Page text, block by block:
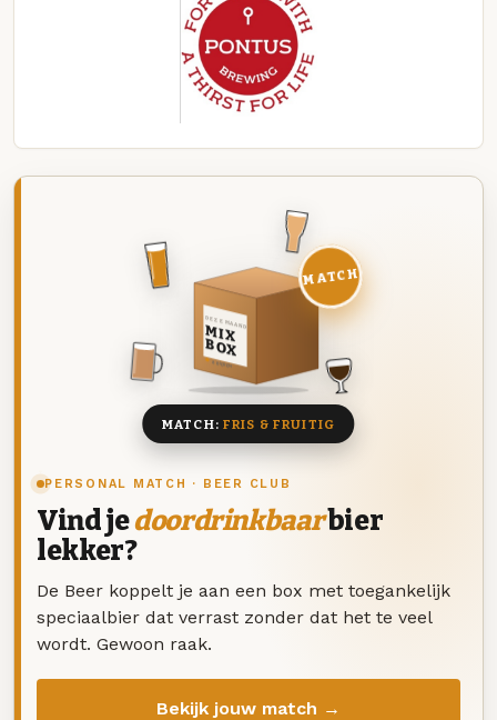
PERSONAL MATCH · BEER CLUB
Vind jedoordrinkbaarbier
lekker?
De Beer koppelt je aan een box met toegankelijk
speciaalbier dat verrast zonder dat het te veel
wordt. Gewoon raak.
Bekijk jouw match →
DEZE MAAND
MIX
BOX
8 BIEREN
MATCH
MATCH: FRIS & FRUITIG